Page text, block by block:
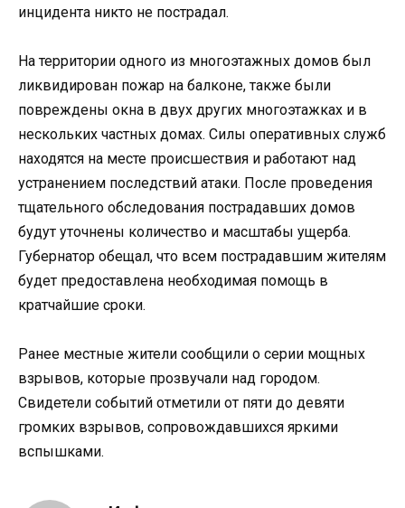
инцидента никто не пострадал.
На территории одного из многоэтажных домов был
ликвидирован пожар на балконе, также были
повреждены окна в двух других многоэтажках и в
нескольких частных домах. Силы оперативных служб
находятся на месте происшествия и работают над
устранением последствий атаки. После проведения
тщательного обследования пострадавших домов
будут уточнены количество и масштабы ущерба.
Губернатор обещал, что всем пострадавшим жителям
будет предоставлена необходимая помощь в
кратчайшие сроки.
Ранее местные жители сообщили о серии мощных
взрывов, которые прозвучали над городом.
Свидетели событий отметили от пяти до девяти
громких взрывов, сопровождавшихся яркими
вспышками.